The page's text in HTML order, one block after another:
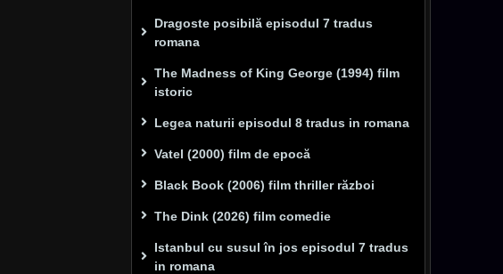
Dragoste posibilă episodul 7 tradus
romana
The Madness of King George (1994) film
istoric
Legea naturii episodul 8 tradus in romana
Vatel (2000) film de epocă
Black Book (2006) film thriller război
The Dink (2026) film comedie
Istanbul cu susul în jos episodul 7 tradus
in romana